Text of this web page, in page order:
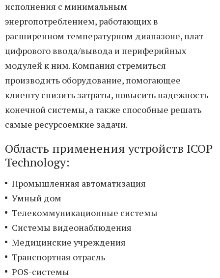
исполнения с минимальным
энергопотреблением, работающих в
расширенном температурном диапазоне, плат
цифрового ввода/вывода и периферийных
модулей к ним. Компания стремиться
производить оборудование, помогающее
клиенту снизить затраты, повысить надежность
конечной системы, а также способные решать
самые ресурсоемкие задачи.
Область применения устройств ICOP
Technology:
Промышленная автоматизация
Умный дом
Телекоммуникационные системы
Системы видеонаблюдения
Медицинские учреждения
Транспортная отрасль
POS-системы